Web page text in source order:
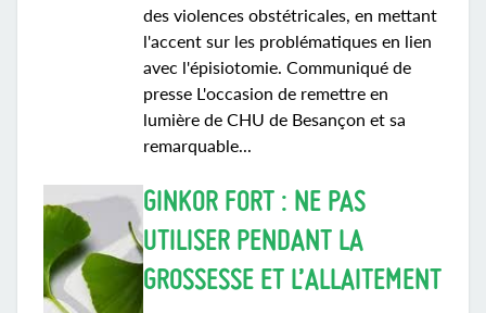
des violences obstétricales, en mettant
l'accent sur les problématiques en lien
avec l'épisiotomie. Communiqué de
presse L'occasion de remettre en
lumière de CHU de Besançon et sa
remarquable...
GINKOR FORT : NE PAS
UTILISER PENDANT LA
GROSSESSE ET L’ALLAITEMENT